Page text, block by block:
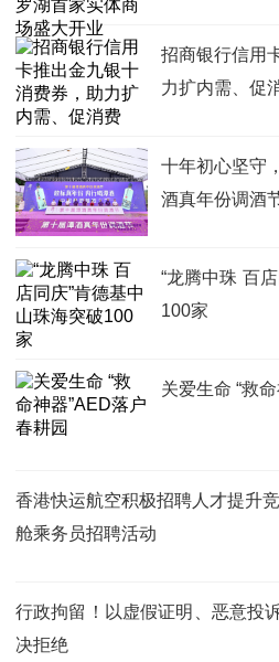
招商银行信用
力扩内需、促
十年初心坚守
酒真年份调酒
“龙腾中珠 百
100家
关爱生命 “救
香港快运航空积极招聘人才提升
舱乘务员招聘活动
行政拘留！以虚假证明、恶意投
决拒绝